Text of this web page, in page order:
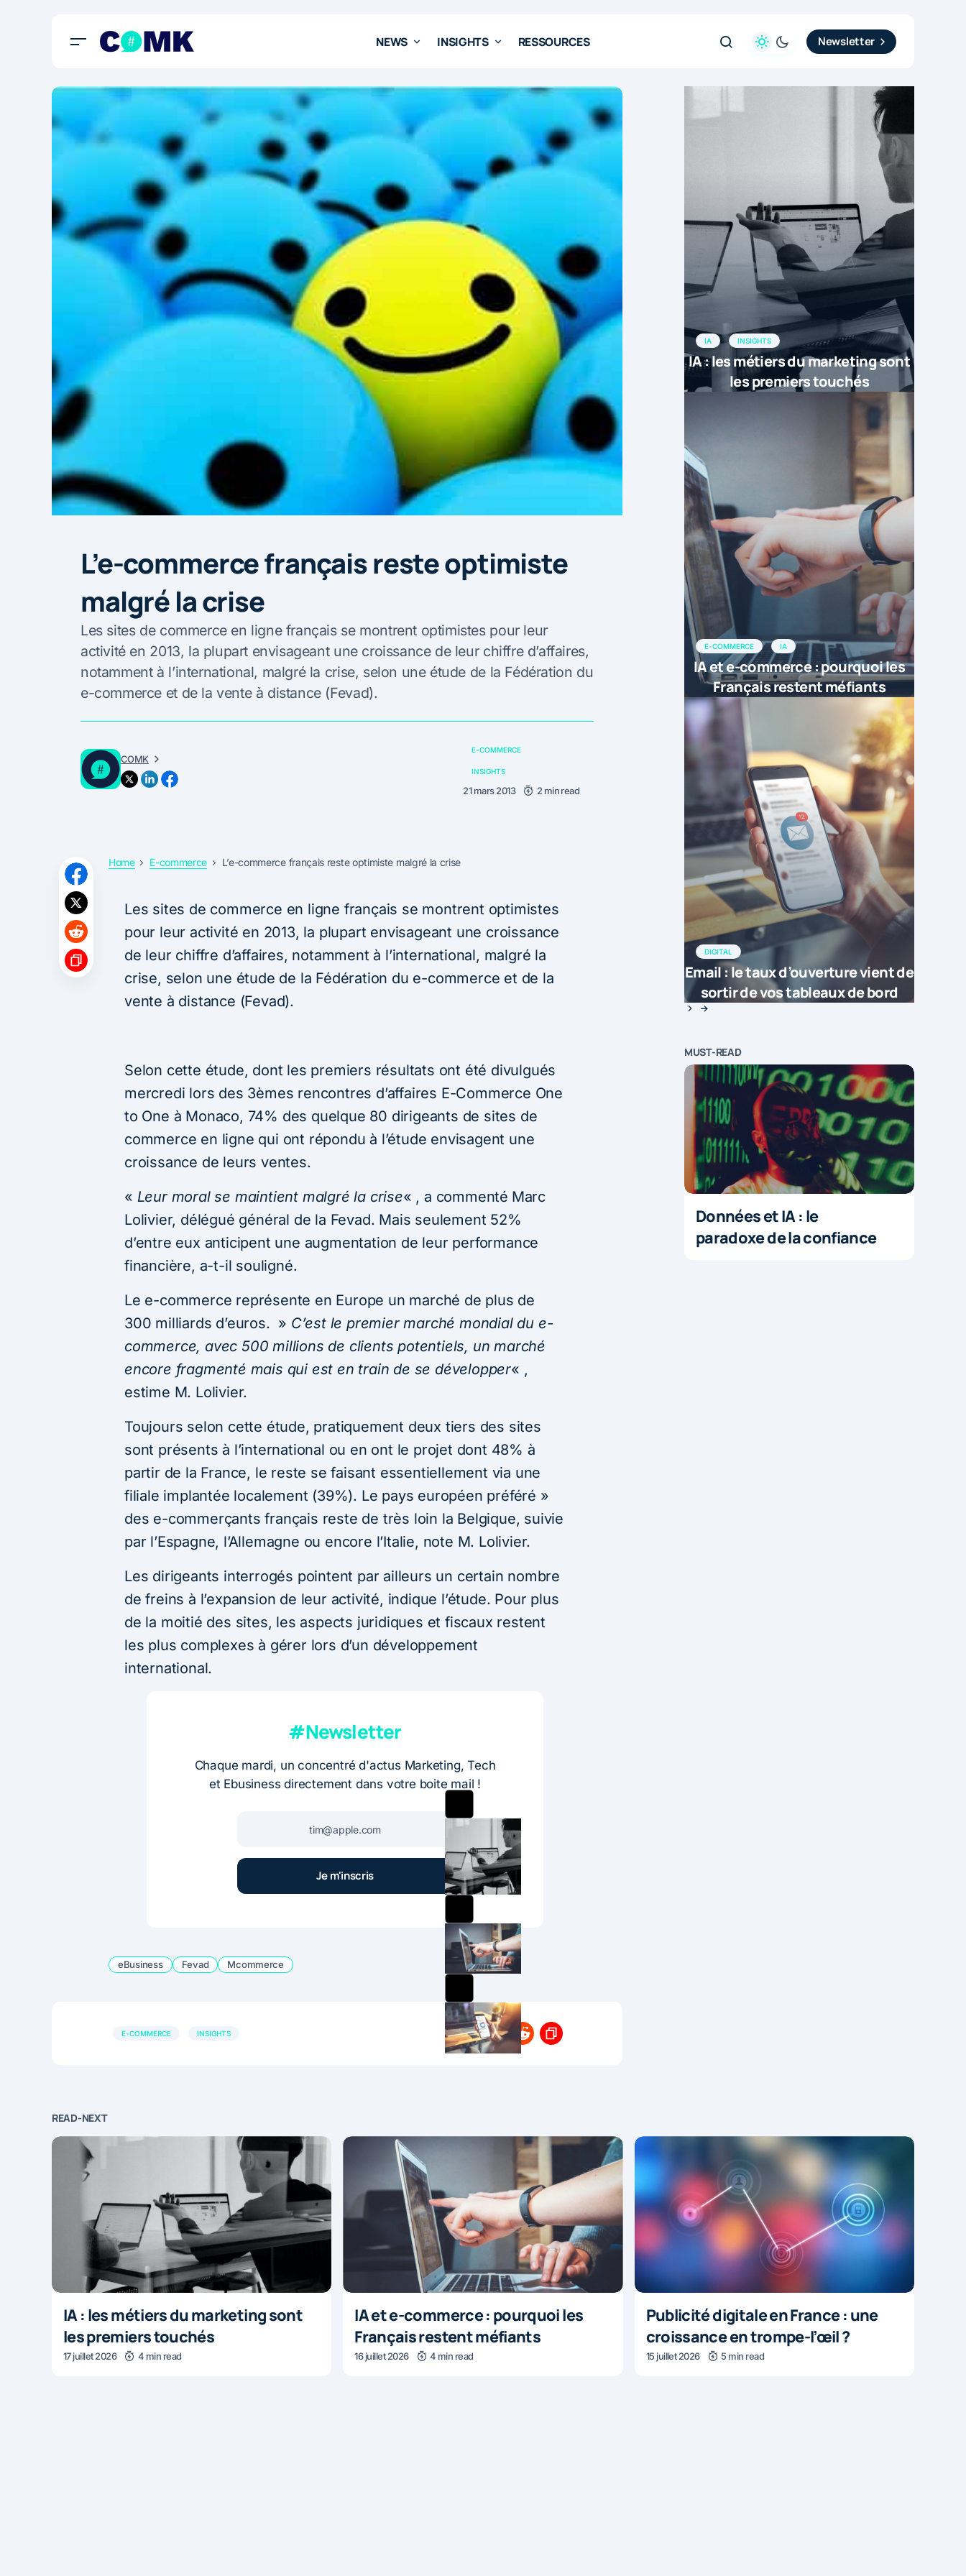
NEWS INSIGHTS RESSOURCES Newsletter
L’e-commerce français reste optimiste
malgré la crise
Les sites de commerce en ligne français se montrent optimistes pour leur
activité en 2013, la plupart envisageant une croissance de leur chiffre d’affaires,
notamment à l’international, malgré la crise, selon une étude de la Fédération du
e-commerce et de la vente à distance (Fevad).
COMK
E-COMMERCE
INSIGHTS
21 mars 2013 2 min read
Home E-commerce L’e-commerce français reste optimiste malgré la crise
Les sites de commerce en ligne français se montrent optimistes
pour leur activité en 2013, la plupart envisageant une croissance
de leur chiffre d’affaires, notamment à l’international, malgré la
crise, selon une étude de la Fédération du e-commerce et de la
vente à distance (Fevad).
Selon cette étude, dont les premiers résultats ont été divulgués
mercredi lors des 3èmes rencontres d’affaires E-Commerce One
to One à Monaco, 74% des quelque 80 dirigeants de sites de
commerce en ligne qui ont répondu à l’étude envisagent une
croissance de leurs ventes.
« Leur moral se maintient malgré la crise« , a commenté Marc
Lolivier, délégué général de la Fevad. Mais seulement 52%
d’entre eux anticipent une augmentation de leur performance
financière, a-t-il souligné.
Le e-commerce représente en Europe un marché de plus de
300 milliards d’euros. » C’est le premier marché mondial du e-
commerce, avec 500 millions de clients potentiels, un marché
encore fragmenté mais qui est en train de se développer« ,
estime M. Lolivier.
Toujours selon cette étude, pratiquement deux tiers des sites
sont présents à l’international ou en ont le projet dont 48% à
partir de la France, le reste se faisant essentiellement via une
filiale implantée localement (39%). Le pays européen préféré »
des e-commerçants français reste de très loin la Belgique, suivie
par l’Espagne, l’Allemagne ou encore l’Italie, note M. Lolivier.
Les dirigeants interrogés pointent par ailleurs un certain nombre
de freins à l’expansion de leur activité, indique l’étude. Pour plus
de la moitié des sites, les aspects juridiques et fiscaux restent
les plus complexes à gérer lors d’un développement
international.
#Newsletter
Chaque mardi, un concentré d'actus Marketing, Tech
et Ebusiness directement dans votre boite mail !
eBusiness Fevad Mcommerce
E-COMMERCE INSIGHTS
IA INSIGHTS
IA : les métiers du marketing sont
les premiers touchés
E-COMMERCE IA
IA et e-commerce : pourquoi les
Français restent méfiants
DIGITAL
Email : le taux d’ouverture vient de
sortir de vos tableaux de bord
MUST-READ
Données et IA : le
paradoxe de la confiance
READ-NEXT
IA : les métiers du marketing sont
les premiers touchés
17 juillet 2026 4 min read
IA et e-commerce : pourquoi les
Français restent méfiants
16 juillet 2026 4 min read
Publicité digitale en France : une
croissance en trompe-l’œil ?
15 juillet 2026 5 min read